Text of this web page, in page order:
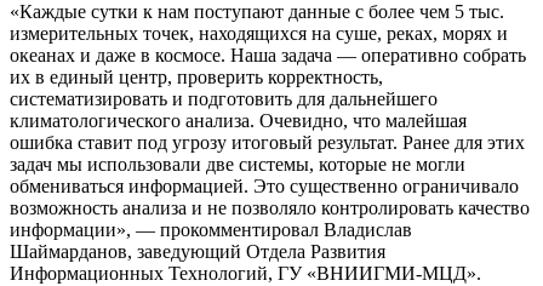
«Каждые сутки к нам поступают данные с более чем 5 тыс.
измерительных точек, находящихся на суше, реках, морях и
океанах и даже в космосе. Наша задача — оперативно собрать
их в единый центр, проверить корректность,
систематизировать и подготовить для дальнейшего
климатологического анализа. Очевидно, что малейшая
ошибка ставит под угрозу итоговый результат. Ранее для этих
задач мы использовали две системы, которые не могли
обмениваться информацией. Это существенно ограничивало
возможность анализа и не позволяло контролировать качество
информации», — прокомментировал Владислав
Шаймарданов, заведующий Отдела Развития
Информационных Технологий, ГУ «ВНИИГМИ-МЦД».